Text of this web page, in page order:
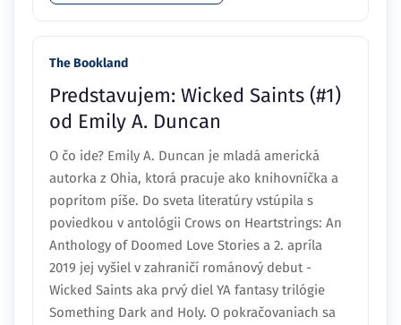
The Bookland
Predstavujem: Wicked Saints (#1)
od Emily A. Duncan
O čo ide? Emily A. Duncan je mladá americká
autorka z Ohia, ktorá pracuje ako knihovníčka a
popritom píše. Do sveta literatúry vstúpila s
poviedkou v antológii Crows on Heartstrings: An
Anthology of Doomed Love Stories a 2. apríla
2019 jej vyšiel v zahraničí románový debut -
Wicked Saints aka prvý diel YA fantasy trilógie
Something Dark and Holy. O pokračovaniach sa